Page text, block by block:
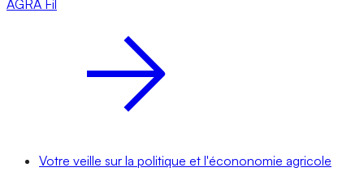
AGRA Fil
Votre veille sur la politique et l'écononomie agricole